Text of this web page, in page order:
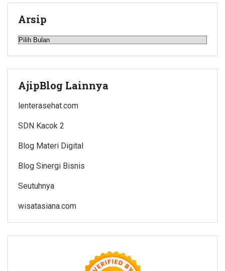
Arsip
Arsip
AjipBlog Lainnya
lenterasehat.com
SDN Kacok 2
Blog Materi Digital
Blog Sinergi Bisnis
Seutuhnya
wisatasiana.com